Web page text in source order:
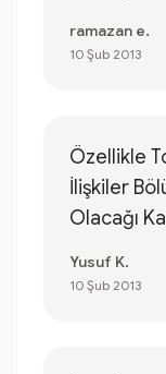
ramazan e.
10 Şub 2013
Özellikle
İlişkiler
Olacağı
Yusuf K.
10 Şub 2013